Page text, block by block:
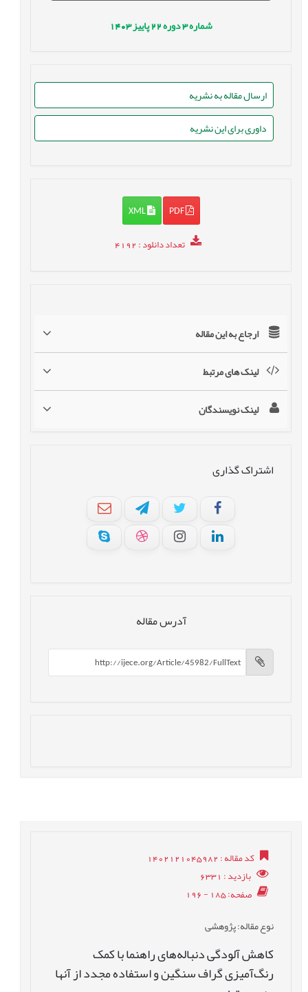
شماره3 دوره22 پاییز1403
ارسال مقاله به نشریه
داوری برای این نشریه
PDF
XML
تعداد دانلود: 4192
ارجاع به این مقاله
لینک های مرتبط
لینک نویسندگان
اشتراک گذاری
آدرس مقاله
کد مقاله: 1402121045982
بازدید: 6331
صفحه: 185 - 196
نوع مقاله: پژوهشی
کاهش آلودگی دنباله‌ها‌ی راهنما با کمک
رنگ‌آمیزی گراف‌ سنگین و استفاده مجدد از آنها